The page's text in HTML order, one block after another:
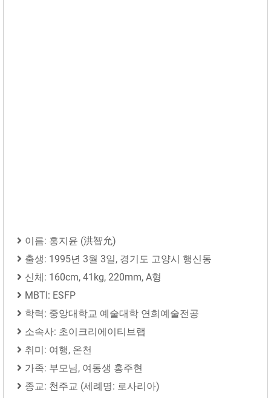
이름: 홍지윤 (洪智允)
출생: 1995년 3월 3일, 경기도 고양시 행신동
신체: 160cm, 41kg, 220mm, A형
MBTI: ESFP
학력: 중앙대학교 예술대학 연희예술전공
소속사: 초이크리에이티브랩
취미: 여행, 온천
가족: 부모님, 여동생 홍주현
종교: 천주교 (세례명: 로사리아)